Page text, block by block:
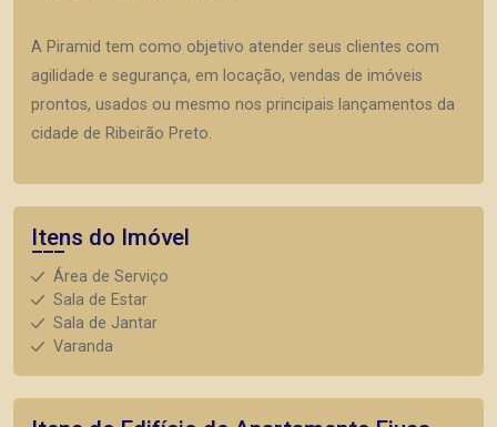
A Piramid tem como objetivo atender seus clientes com
agilidade e segurança, em locação, vendas de imóveis
prontos, usados ou mesmo nos principais lançamentos da
cidade de Ribeirão Preto.
Itens do Imóvel
Área de Serviço
Sala de Estar
Sala de Jantar
Varanda